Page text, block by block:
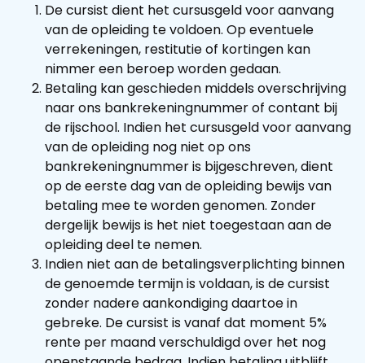
De cursist dient het cursusgeld voor aanvang
van de opleiding te voldoen. Op eventuele
verrekeningen, restitutie of kortingen kan
nimmer een beroep worden gedaan.
Betaling kan geschieden middels overschrijving
naar ons bankrekeningnummer of contant bij
de rijschool. Indien het cursusgeld voor aanvang
van de opleiding nog niet op ons
bankrekeningnummer is bijgeschreven, dient
op de eerste dag van de opleiding bewijs van
betaling mee te worden genomen. Zonder
dergelijk bewijs is het niet toegestaan aan de
opleiding deel te nemen.
Indien niet aan de betalingsverplichting binnen
de genoemde termijn is voldaan, is de cursist
zonder nadere aankondiging daartoe in
gebreke. De cursist is vanaf dat moment 5%
rente per maand verschuldigd over het nog